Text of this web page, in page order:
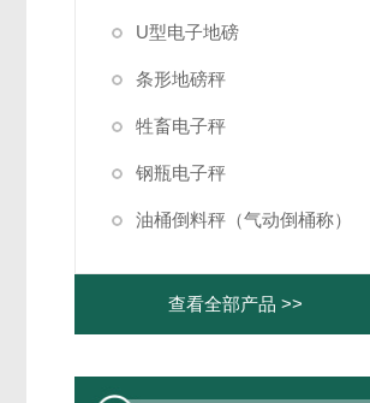
U型电子地磅
条形地磅秤
牲畜电子秤
钢瓶电子秤
油桶倒料秤（气动倒桶称）
查看全部产品 >>